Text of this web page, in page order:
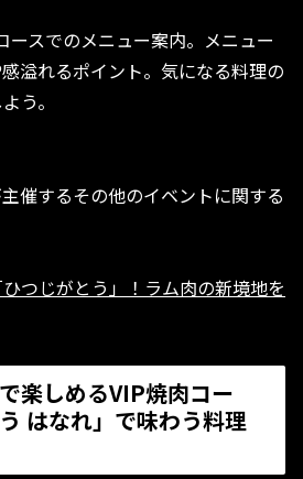
ースでのメニュー案内。メニュー
溢れるポイント。気になる料理の
う。
催するその他のイベントに関する
つじがとう」！ラム肉の新境地を
楽しめるVIP焼肉コー
はなれ」で味わう料理